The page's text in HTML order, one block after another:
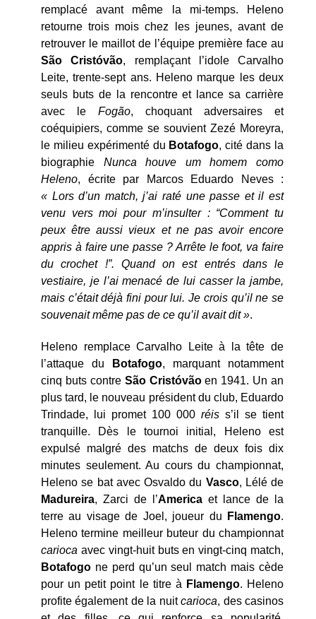
remplacé avant même la mi-temps. Heleno
retourne trois mois chez les jeunes, avant de
retrouver le maillot de l’équipe première face au
São Cristóvão, remplaçant l’idole Carvalho
Leite, trente-sept ans. Heleno marque les deux
seuls buts de la rencontre et lance sa carrière
avec le Fogão, choquant adversaires et
coéquipiers, comme se souvient Zezé Moreyra,
le milieu expérimenté du Botafogo, cité dans la
biographie Nunca houve um homem como
Heleno, écrite par Marcos Eduardo Neves :
« Lors d’un match, j’ai raté une passe et il est
venu vers moi pour m’insulter : “Comment tu
peux être aussi vieux et ne pas avoir encore
appris à faire une passe ? Arrête le foot, va faire
du crochet !”. Quand on est entrés dans le
vestiaire, je l’ai menacé de lui casser la jambe,
mais c’était déjà fini pour lui. Je crois qu’il ne se
souvenait même pas de ce qu’il avait dit ».
Heleno remplace Carvalho Leite à la tête de
l’attaque du
Botafogo, marquant notamment
cinq buts contre São Cristóvãoen 1941. Un an
plus tard, le nouveau président du club, Eduardo
Trindade, lui promet 100 000 réis s’il se tient
tranquille. Dès le tournoi initial, Heleno est
expulsé malgré des matchs de deux fois dix
minutes seulement. Au cours du championnat,
Heleno se bat avec Osvaldo du Vasco, Lélé de
Madureira, Zarci de l’America et lance de la
terre au visage de Joel, joueur du
Flamengo.
Heleno termine meilleur buteur du championnat
carioca avec vingt-huit buts en vingt-cinq match,
Botafogo ne perd qu’un seul match mais cède
pour un petit point le titre à Flamengo. Heleno
profite également de la nuitcarioca, des casinos